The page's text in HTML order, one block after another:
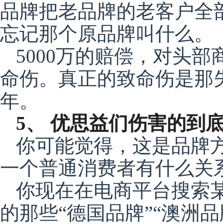
品牌把老品牌的老客户
忘记那个原品牌叫什么。
5000万的赔偿 ，对头
命伤。真正的致命伤是
年。
5、 优思益们伤害的到
你可能觉得，这是品牌
一个普通消费者有什么关
你现在在电商平台搜索
的那些“德国品牌”“澳洲